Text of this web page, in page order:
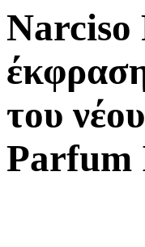
Narciso
του
Parfum